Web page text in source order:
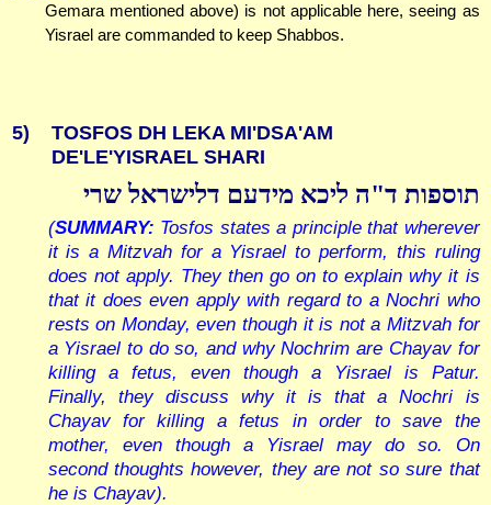
Gemara mentioned above) is not applicable here, seeing as
Yisrael are commanded to keep Shabbos.
5)
TOSFOS DH LEKA MI'DSA'AM
DE'LE'YISRAEL SHARI
תוספות ד"ה ליכא מידעם דלישראל שרי
(SUMMARY: Tosfos states a principle that wherever
it is a Mitzvah for a Yisrael to perform, this ruling
does not apply. They then go on to explain why it is
that it does even apply with regard to a Nochri who
rests on Monday, even though it is not a Mitzvah for
a Yisrael to do so, and why Nochrim are Chayav for
killing a fetus, even though a Yisrael is Patur.
Finally, they discuss why it is that a Nochri is
Chayav for killing a fetus in order to save the
mother, even though a Yisrael may do so. On
second thoughts however, they are not so sure that
he is Chayav).